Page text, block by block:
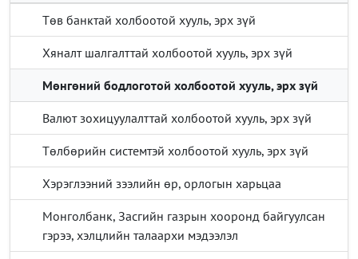
Төв банктай холбоотой хууль, эрх зүй
Хяналт шалгалттай холбоотой хууль, эрх зүй
Мөнгөний бодлоготой холбоотой хууль, эрх зүй
Валют зохицуулалттай холбоотой хууль, эрх зүй
Төлбөрийн системтэй холбоотой хууль, эрх зүй
Хэрэглээний зээлийн өр, орлогын харьцаа
Монголбанк, Засгийн газрын хооронд байгуулсан
гэрээ, хэлцлийн талаархи мэдээлэл